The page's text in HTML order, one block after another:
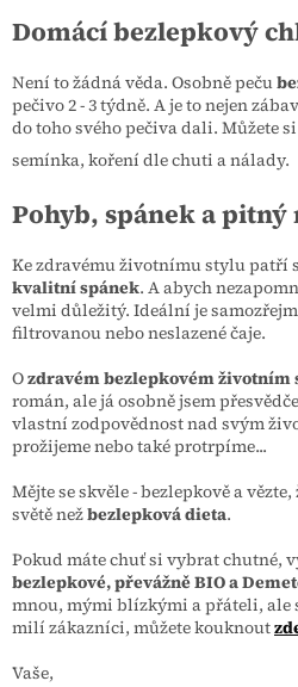
Domácí bezlepkový
Není to žádná věda. Osobně peču
pečivo 2 - 3 týdně. A je to nejen
do toho svého pečiva dali. Můžete
semínka, koření dle chuti a nálady.
Pohyb, spánek a pitný
Ke zdravému životnímu stylu patří
kvalitní spánek. A abych
velmi důležitý. Ideální je
filtrovanou nebo neslazené čaje.
Ozdravém bezlepkovém životním
román, ale já osobně jsem
vlastní zodpovědnost nad svým
prožijeme nebo také protrpíme...
Mějte se skvěle - bezlepkově a
světě nežbezlepková dieta.
Pokud máte chuť si vybrat chutné,
bezlepkové, převážně BIO a
mnou, mými blízkými a přáteli, ale
milí zákazníci, můžete kouknout
Vaše,